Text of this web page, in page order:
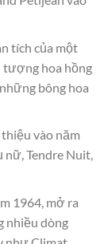
tích của một
tượng hoa hồng
bông hoa
vào năm
nữ, Tendre Nuit,
1964, mở ra
nhiều dòng